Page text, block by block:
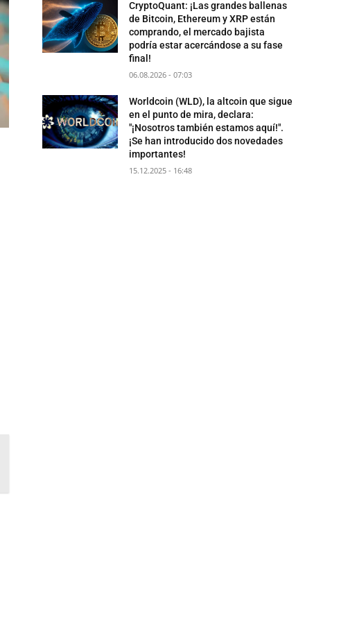
CryptoQuant: ¡Las grandes ballenas
de Bitcoin, Ethereum y XRP están
comprando, el mercado bajista
podría estar acercándose a su fase
final!
06.08.2026 - 07:03
Worldcoin (WLD), la altcoin que sigue
en el punto de mira, declara:
"¡Nosotros también estamos aquí!".
¡Se han introducido dos novedades
importantes!
15.12.2025 - 16:48